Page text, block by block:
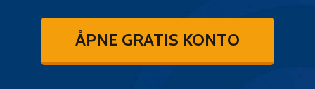
ÅPNE GRATIS KONTO